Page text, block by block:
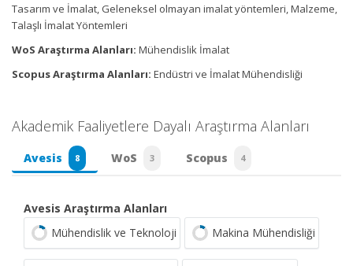
Tasarım ve İmalat, Geleneksel olmayan imalat yöntemleri, Malzeme,
Talaşlı İmalat Yöntemleri
WoS Araştırma Alanları: Mühendislik İmalat
Scopus Araştırma Alanları: Endüstri ve İmalat Mühendisliği
Akademik Faaliyetlere Dayalı Araştırma Alanları
Avesis 8 WoS 3 Scopus 4
Avesis Araştırma Alanları
Mühendislik ve Teknoloji
Makina Mühendisliği